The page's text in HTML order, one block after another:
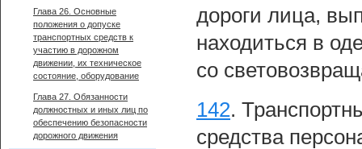
дороги лица,
находиться в
со
142.
средства
Глава 26. Основные
положения о допуске
транспортных средств к
участию в дорожном
движении, их техническое
состояние, оборудование
Глава 27. Обязанности
должностных и иных лиц по
обеспечению безопасности
дорожного движения